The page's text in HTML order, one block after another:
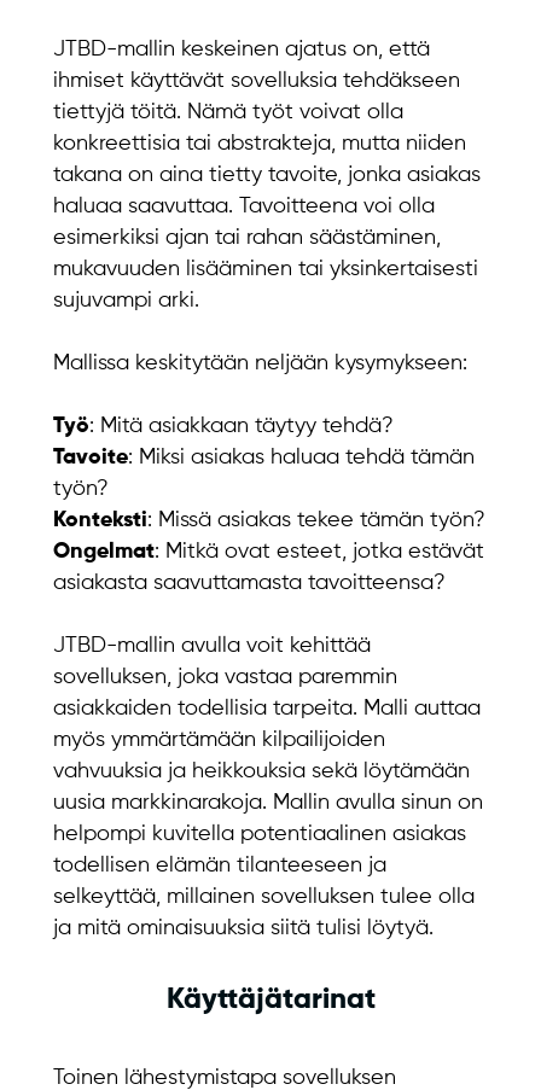
JTBD-mallin keskeinen ajatus on, että
ihmiset käyttävät sovelluksia tehdäkseen
tiettyjä töitä. Nämä työt voivat olla
konkreettisia tai abstrakteja, mutta niiden
takana on aina tietty tavoite, jonka asiakas
haluaa saavuttaa. Tavoitteena voi olla
esimerkiksi ajan tai rahan säästäminen,
mukavuuden lisääminen tai yksinkertaisesti
sujuvampi arki.
Mallissa keskitytään neljään kysymykseen:
Työ: Mitä asiakkaan täytyy tehdä?
Tavoite: Miksi asiakas haluaa tehdä tämän
työn?
Konteksti: Missä asiakas tekee tämän työn?
Ongelmat: Mitkä ovat esteet, jotka estävät
asiakasta saavuttamasta tavoitteensa?
JTBD-mallin avulla voit kehittää
sovelluksen, joka vastaa paremmin
asiakkaiden todellisia tarpeita. Malli auttaa
myös ymmärtämään kilpailijoiden
vahvuuksia ja heikkouksia sekä löytämään
uusia markkinarakoja. Mallin avulla sinun on
helpompi kuvitella potentiaalinen asiakas
todellisen elämän tilanteeseen ja
selkeyttää, millainen sovelluksen tulee olla
ja mitä ominaisuuksia siitä tulisi löytyä.
Käyttäjätarinat
Toinen lähestymistapa sovelluksen